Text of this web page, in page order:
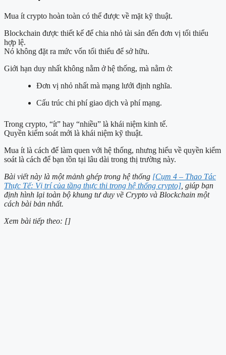
Mua ít crypto hoàn toàn có thể được về mặt kỹ thuật.
Blockchain được thiết kế để chia nhỏ tài sản đến đơn vị tối thiểu
hợp lệ.
Nó không đặt ra mức vốn tối thiểu để sở hữu.
Giới hạn duy nhất không nằm ở hệ thống, mà nằm ở:
Đơn vị nhỏ nhất mà mạng lưới định nghĩa.
Cấu trúc chi phí giao dịch và phí mạng.
Trong crypto, “ít” hay “nhiều” là khái niệm kinh tế.
Quyền kiểm soát mới là khái niệm kỹ thuật.
Mua ít là cách để làm quen với hệ thống, nhưng hiểu về quyền kiểm
soát là cách để bạn tồn tại lâu dài trong thị trường này.
Bài viết này là một mảnh ghép trong hệ thống [Cụm 4 – Thao Tác
Thực Tế: Vị trí của tầng thực thi trong hệ thống crypto] , giúp bạn
định hình lại toàn bộ khung tư duy về Crypto và Blockchain một
cách bài bản nhất.
Xem bài tiếp theo: []